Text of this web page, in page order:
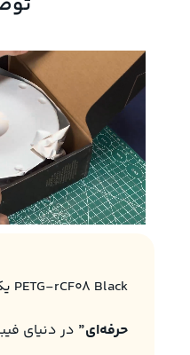
PETG-rCF08 Black یک گزینه
حرفه‌ای” در دنیای